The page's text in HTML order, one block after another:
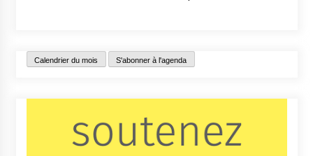
Calendrier du mois S'abonner à l'agenda